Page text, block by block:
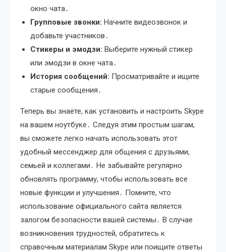
окно чата․
Групповые звонки: Начните видеозвонок и
добавьте участников․
Стикеры и эмодзи: Выберите нужный стикер
или эмодзи в окне чата․
История сообщений: Просматривайте и ищите
старые сообщения․
Теперь вы знаете, как установить и настроить Skype
на вашем ноутбуке․ Следуя этим простым шагам,
вы сможете легко начать использовать этот
удобный мессенджер для общения с друзьями,
семьей и коллегами․ Не забывайте регулярно
обновлять программу, чтобы использовать все
новые функции и улучшения․ Помните, что
использование официального сайта является
залогом безопасности вашей системы․ В случае
возникновения трудностей, обратитесь к
справочным материалам Skype или поищите ответы